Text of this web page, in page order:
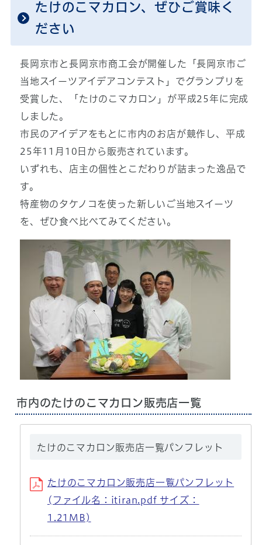
たけのこマカロン、ぜひご賞味く
ださい
長岡京市と長岡京市商工会が開催した「長岡京市ご
当地スイーツアイデアコンテスト」でグランプリを
受賞した、「たけのこマカロン」が平成25年に完成
しました。
市民のアイデアをもとに市内のお店が競作し、平成
25年11月10日から販売されています。
いずれも、店主の個性とこだわりが詰まった逸品で
す。
特産物のタケノコを使った新しいご当地スイーツ
を、ぜひ食べ比べてみてください。
市内のたけのこマカロン販売店一覧
たけのこマカロン販売店一覧パンフレット
たけのこマカロン販売店一覧パンフレット
(ファイル名：itiran.pdf サイズ：
1.21MB)